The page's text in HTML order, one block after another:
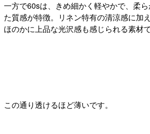
一方で60sは、きめ細かく軽やかで、柔
た質感が特徴。リネン特有の清涼感に加え
ほのかに上品な光沢感も感じられる素材で
この通り透けるほど薄いです。